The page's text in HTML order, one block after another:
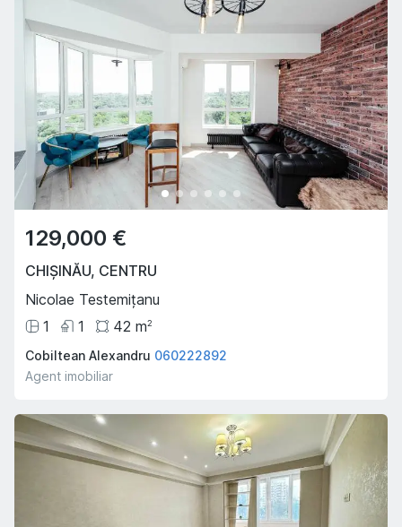
129,000 €
CHIȘINĂU, CENTRU
Nicolae Testemițanu
1
1 42 m2
Cobiltean Alexandru 060222892
Agent imobiliar